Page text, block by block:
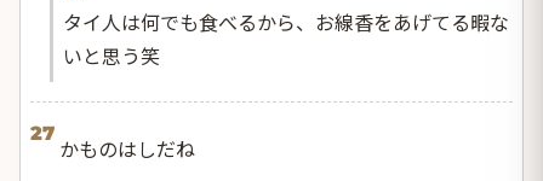
タイ人は何でも食べるから、お線香をあげてる暇な
いと思う笑
27
かものはしだね